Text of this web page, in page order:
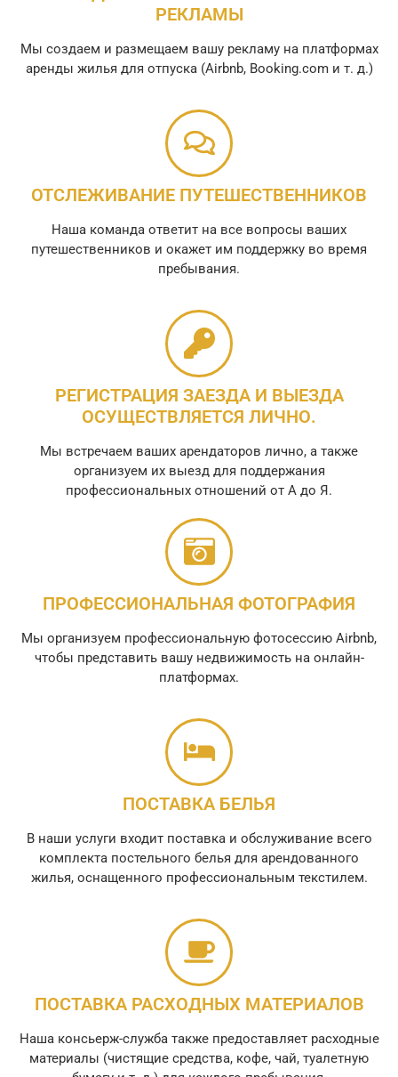
РЕКЛАМЫ
Мы создаем и размещаем вашу рекламу на платформах
аренды жилья для отпуска (Airbnb, Booking.com и т. д.)
ОТСЛЕЖИВАНИЕ ПУТЕШЕСТВЕННИКОВ
Наша команда ответит на все вопросы ваших
путешественников и окажет им поддержку во время
пребывания.
РЕГИСТРАЦИЯ ЗАЕЗДА И ВЫЕЗДА
ОСУЩЕСТВЛЯЕТСЯ ЛИЧНО.
Мы встречаем ваших арендаторов лично, а также
организуем их выезд для поддержания
профессиональных отношений от А до Я.
ПРОФЕССИОНАЛЬНАЯ ФОТОГРАФИЯ
Мы организуем профессиональную фотосессию Airbnb,
чтобы представить вашу недвижимость на онлайн-
платформах.
ПОСТАВКА БЕЛЬЯ
В наши услуги входит поставка и обслуживание всего
комплекта постельного белья для арендованного
жилья, оснащенного профессиональным текстилем.
ПОСТАВКА РАСХОДНЫХ МАТЕРИАЛОВ
Наша консьерж-служба также предоставляет расходные
материалы (чистящие средства, кофе, чай, туалетную